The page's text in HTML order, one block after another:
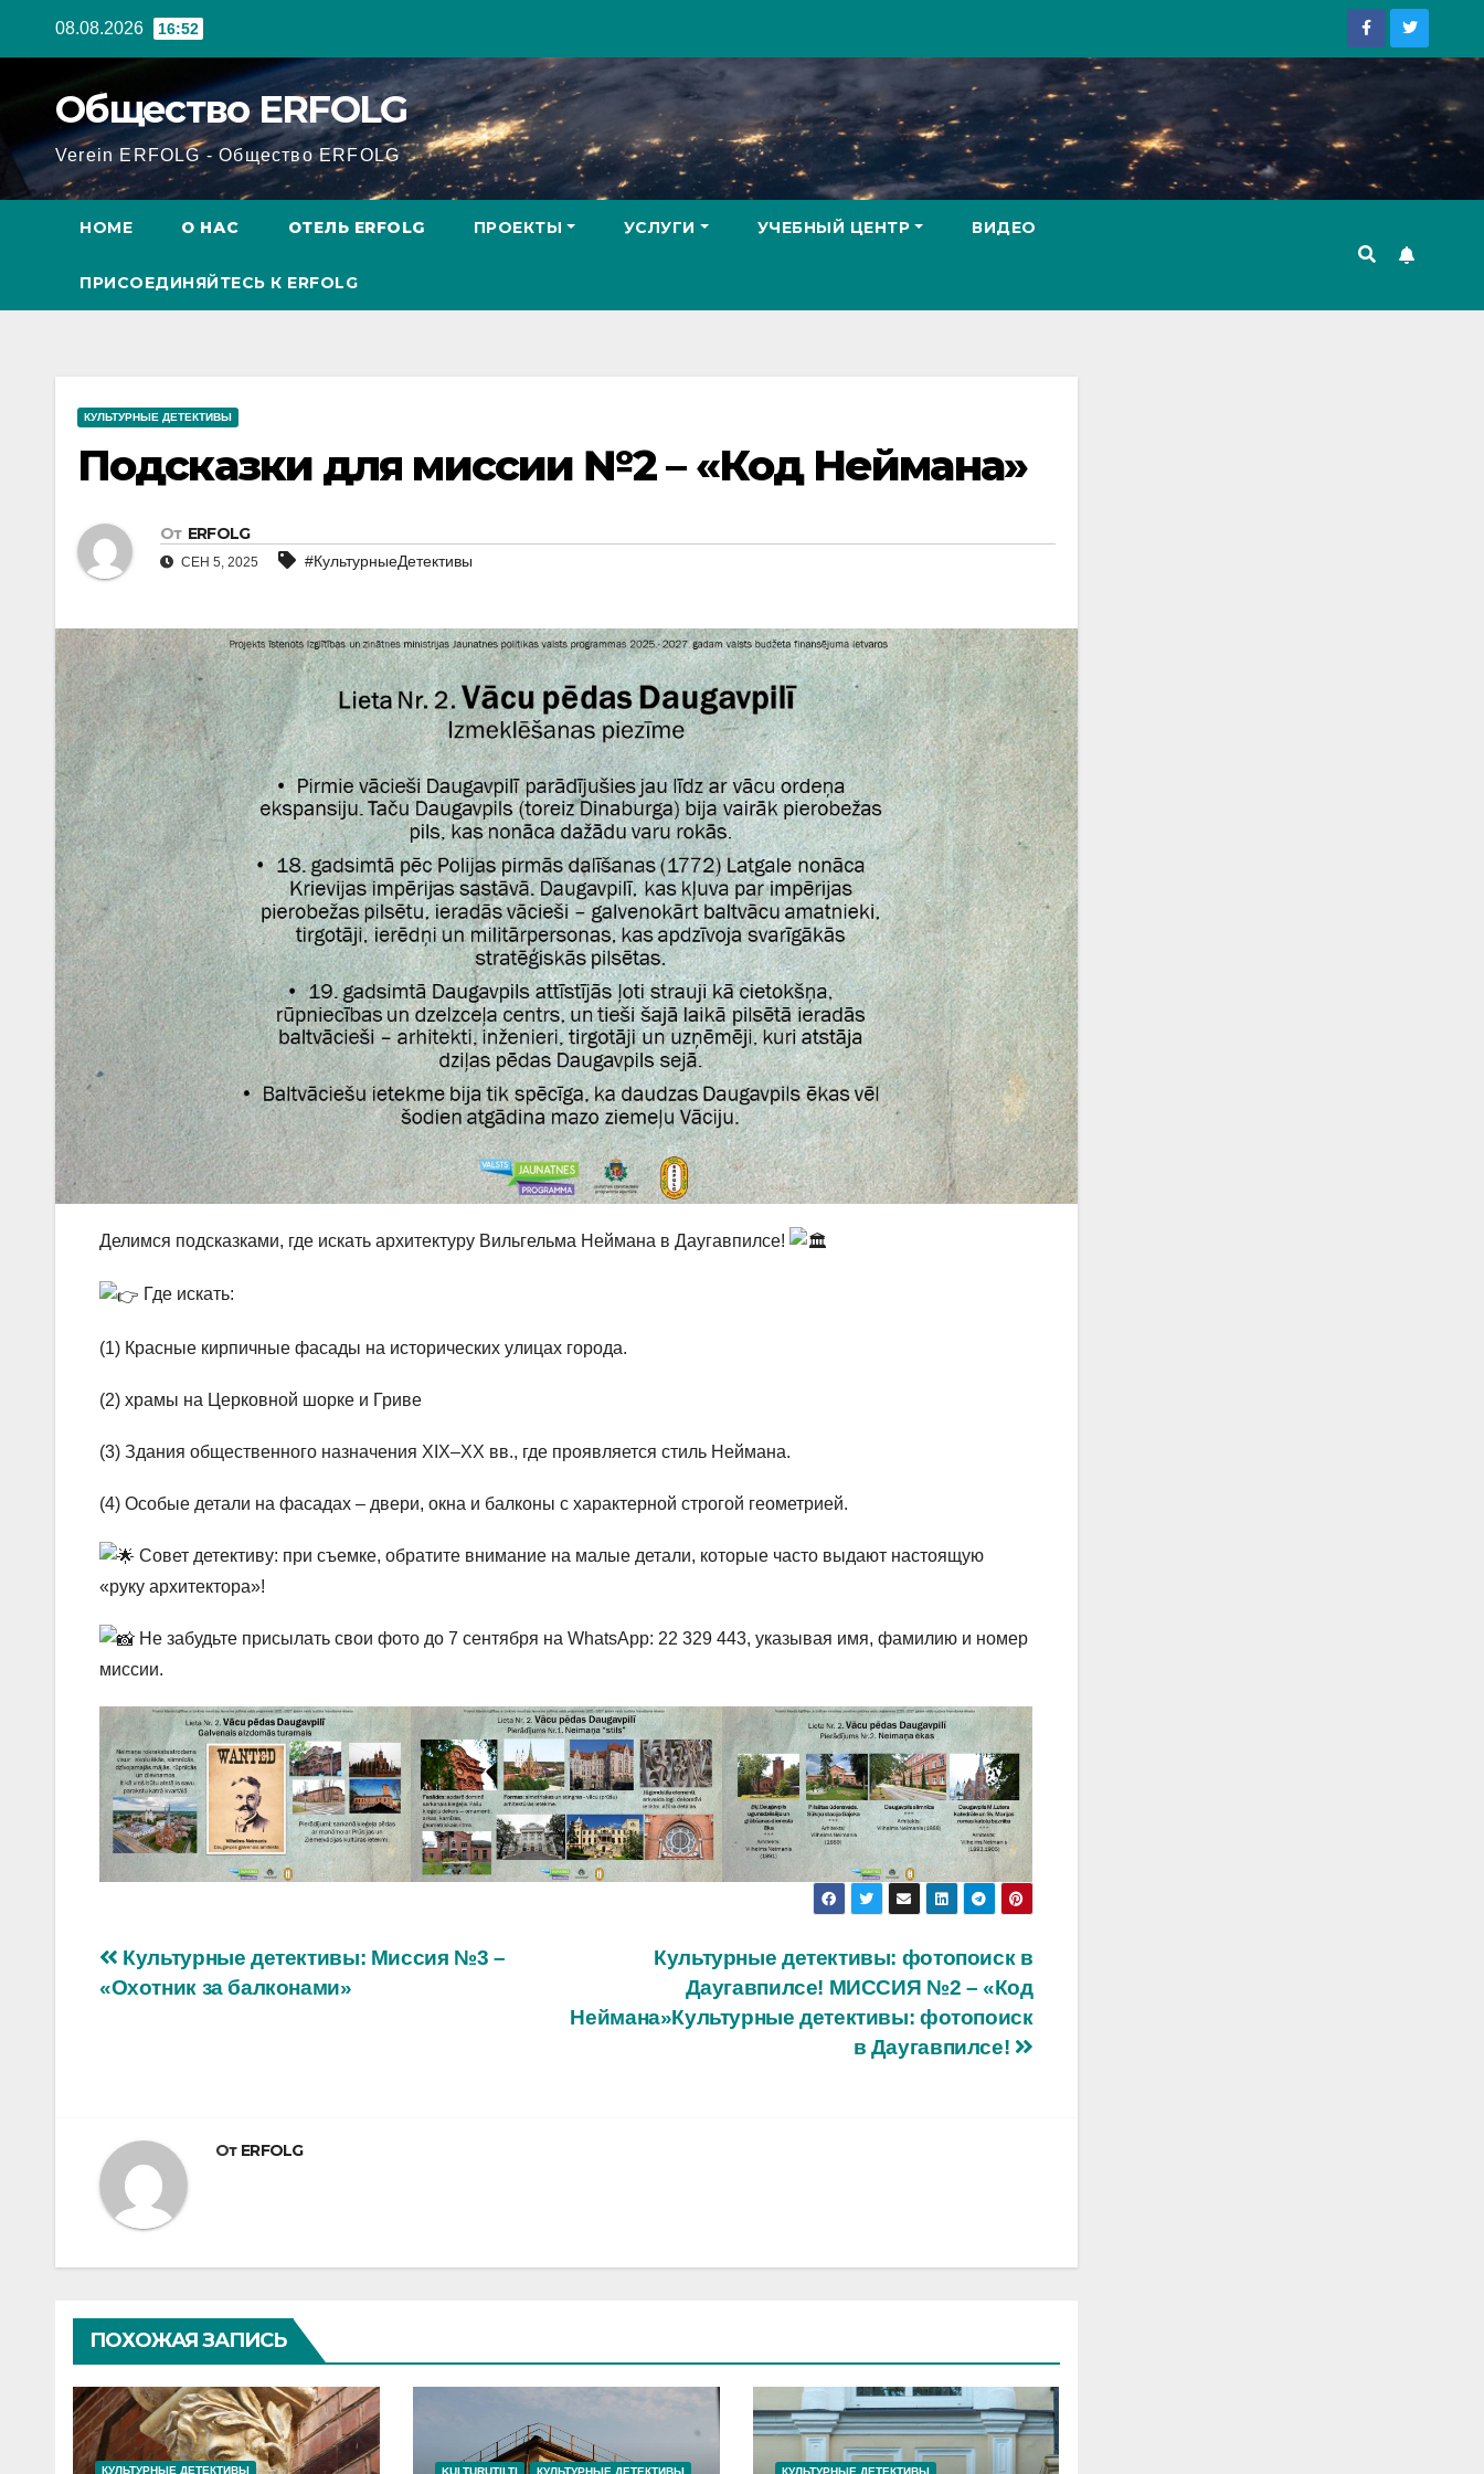
08.08.2026 16:52
Общество ERFOLG
Verein ERFOLG - Общество ERFOLG
HOME О НАС ОТЕЛЬ ERFOLG ПРОЕКТЫ УСЛУГИ УЧЕБНЫЙ ЦЕНТР ВИДЕО
ПРИСОЕДИНЯЙТЕСЬ К ERFOLG
КУЛЬТУРНЫЕ ДЕТЕКТИВЫ
Подсказки для миссии №2 – «Код Неймана»
От ERFOLG
СЕН 5, 2025 #КультурныеДетективы
Делимся подсказками, где искать архитектуру Вильгельма Неймана в Даугавпилсе!
Где искать:
(1) Красные кирпичные фасады на исторических улицах города.
(2) храмы на Церковной шорке и Гриве
(3) Здания общественного назначения XIX–XX вв., где проявляется стиль Неймана.
(4) Особые детали на фасадах – двери, окна и балконы с характерной строгой геометрией.
Совет детективу: при съемке, обратите внимание на малые детали, которые часто выдают настоящую
«руку архитектора»!
Не забудьте присылать свои фото до 7 сентября на WhatsApp: 22 329 443, указывая имя, фамилию и номер
миссии.
Навигация
Культурные детективы: фотопоиск в
Даугавпилсе! МИССИЯ №2 – «Код
Неймана»Культурные детективы: фотопоиск
в Даугавпилсе!
Культурные детективы: Миссия №3 –
«Охотник за балконами»
От ERFOLG
ПОХОЖАЯ ЗАПИСЬ
КУЛЬТУРНЫЕ ДЕТЕКТИВЫ KULTURUTILTI КУЛЬТУРНЫЕ ДЕТЕКТИВЫ КУЛЬТУРНЫЕ ДЕТЕКТИВЫ